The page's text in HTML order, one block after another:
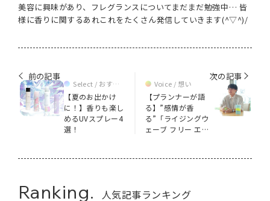
美容に興味があり、フレグランスについてまだまだ勉強中… 皆
様に香りに関するあれこれをたくさん発信していきます(^▽^)/
前の記事
Select / おすす
【夏のお出かけ
に！】香りも楽し
めるUVスプレー4
選！
次の記事
Voice / 想い
【プランナーが語
る】”感情が香
る”「ライジングウ
ェーブ フリー エモ
Ranking. 人気記事ランキング